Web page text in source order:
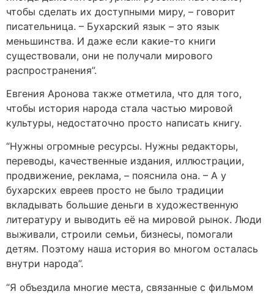
чтобы сделать их доступными миру, – говорит
писательница. – Бухарский язык – это язык
меньшинства. И даже если какие-то книги
существовали, они не получали мирового
распространения”.
Евгения Аронова также отметила, что для того,
чтобы история народа стала частью мировой
культуры, недостаточно просто написать книгу.
“Нужны огромные ресурсы. Нужны редакторы,
переводы, качественные издания, иллюстрации,
продвижение, реклама, – пояснила она. – А у
бухарских евреев просто не было традиции
вкладывать большие деньги в художественную
литературу и выводить её на мировой рынок. Люди
выживали, строили семьи, бизнесы, помогали
детям. Поэтому наша история во многом осталась
внутри народа”.
“Я объездила многие места, связанные с фильмом